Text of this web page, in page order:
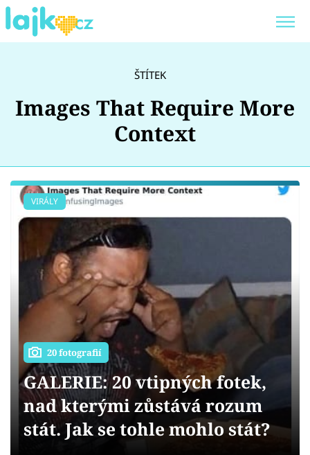
Showbyznys
Youtubeři
Virály
Sex a vztahy
Videa
Sledujte prima+
Přihlášení
ŠTÍTEK
Images That Require More
Context
VIRÁLY
20 fotografií
GALERIE: 20 vtipných fotek,
nad kterými zůstává rozum
stát. Jak se tohle mohlo stát?